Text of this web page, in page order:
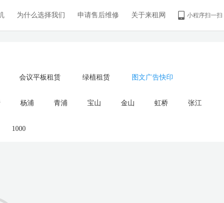
为什么选择我们 申请售后维修 关于来租网 小程序扫一扫
会议平板租赁 绿植租赁 图文广告快印
杨浦 青浦 宝山 金山 虹桥 张江
1000